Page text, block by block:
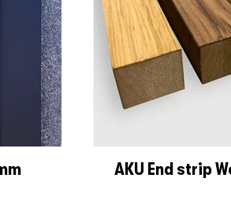
AKU End strip